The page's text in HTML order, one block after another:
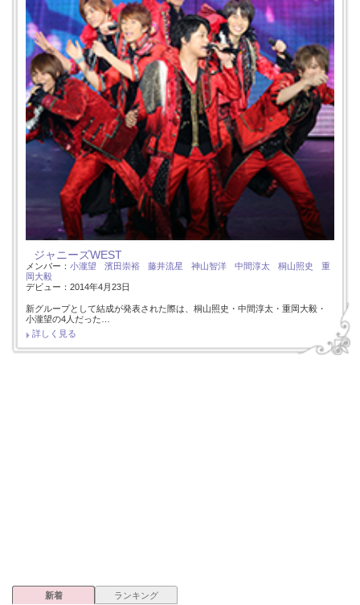
ジャニーズWEST
メンバー： 小瀧望 濱田崇裕 藤井流星 神山智洋 中間淳太 桐山照史
重
岡大毅
デビュー：2014年4月23日
新グループとして結成が発表された際は、桐山照史・中間淳太・重岡大毅・
小瀧望の4人だった…
詳しく見る
新着 ランキング